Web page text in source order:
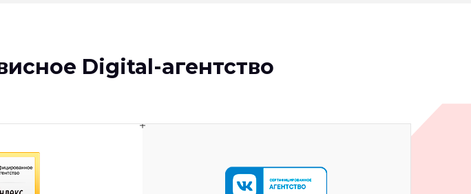
Digital-агентство